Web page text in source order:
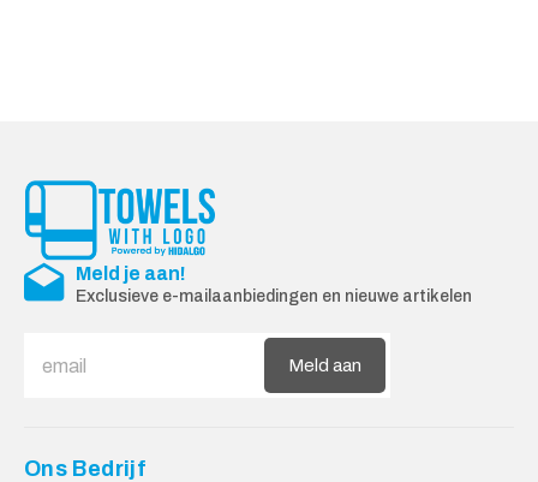
Meld je aan!
Exclusieve e-mailaanbiedingen en nieuwe artikelen
Meld aan
Ons Bedrijf